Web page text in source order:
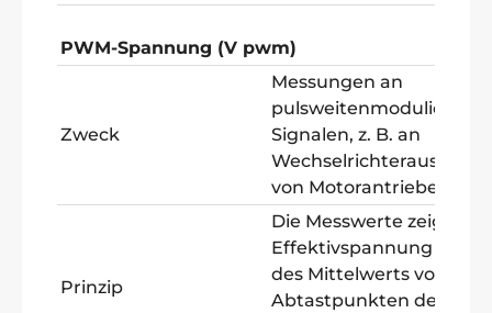
PWM-Spannung (V pwm)
Zweck
Messungen an
pulsweitenmodulierten
Signalen, z. B. an
von Motorantrieben
Prinzip
Die Messwerte zeigen
Effektivspannung auf
des Mittelwerts von
Abtastpunkten der